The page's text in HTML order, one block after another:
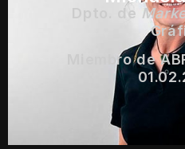
Dpto. de
Miembro de